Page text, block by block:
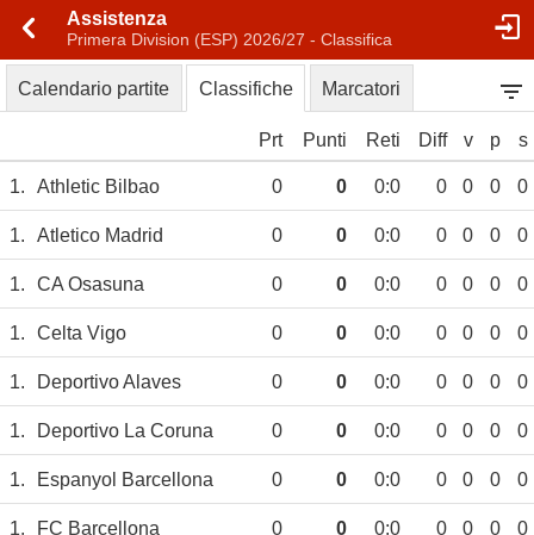
Assistenza
Primera Division (ESP) 2026/27 - Classifica
Calendario partite Classifiche Marcatori
Prt Punti Reti Diff v p s
1. Athletic Bilbao 0 0 0:0 0 0 0 0
1. Atletico Madrid 0 0 0:0 0 0 0 0
1. CA Osasuna 0 0 0:0 0 0 0 0
1. Celta Vigo 0 0 0:0 0 0 0 0
1. Deportivo Alaves 0 0 0:0 0 0 0 0
1. Deportivo La Coruna 0 0 0:0 0 0 0 0
1. Espanyol Barcellona 0 0 0:0 0 0 0 0
1. FC Barcellona 0 0 0:0 0 0 0 0